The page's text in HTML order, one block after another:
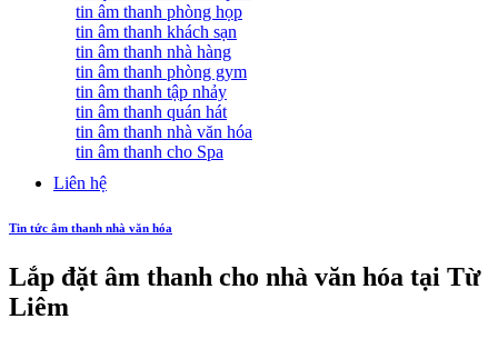
tin âm thanh phòng họp
tin âm thanh khách sạn
tin âm thanh nhà hàng
tin âm thanh phòng gym
tin âm thanh tập nhảy
tin âm thanh quán hát
tin âm thanh nhà văn hóa
tin âm thanh cho Spa
Liên hệ
Tin tức âm thanh nhà văn hóa
Lắp đặt âm thanh cho nhà văn hóa tại Từ
Liêm